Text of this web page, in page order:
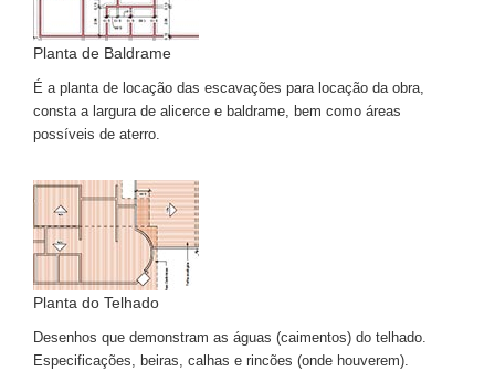
Planta de Baldrame
É a planta de locação das escavações para locação da obra,
consta a largura de alicerce e baldrame, bem como áreas
possíveis de aterro.
Planta do Telhado
Desenhos que demonstram as águas (caimentos) do telhado.
Especificações, beiras, calhas e rincões (onde houverem).